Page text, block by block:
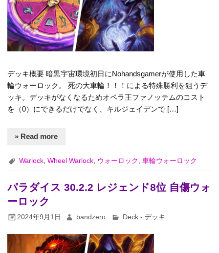
デッキ概要 暗黒宇宙環境初日にNohandsgamerが使用した車
輪ウォーロック。 死の大車輪！！！による特殊勝利を狙うデ
ッキ。デッキがなくなるためオペラ王ファノッテムのコスト
を（0）にできるだけでなく、キルジェイデンで […]
» Read more
Warlock ,Wheel Warlock ウォーロック ,車輪ウォーロック
パラダイス 30.2.2 レジェンド8位 自傷ウォ
ーロック
2024年9月1日 bandzero Deck - デッキ